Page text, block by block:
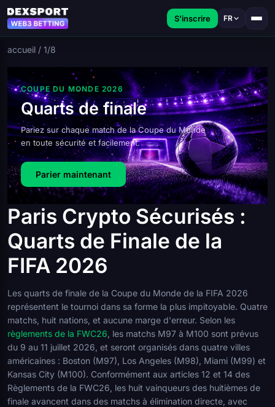
S'inscrire FR
accueil / 1/8
COUPE DU MONDE 2026
Quarts de finale
Pariez sur chaque match de la Coupe du Monde
en toute sécurité et facilement.
Parier maintenant
Paris Crypto Sécurisés :
Quarts de Finale de la
FIFA 2026
Les quarts de finale de la Coupe du Monde de la FIFA 2026
représentent le tournoi dans sa forme la plus impitoyable. Quatre
matchs, huit nations, et aucune marge d'erreur. Selon les
règlements de la FWC26 , les matchs M97 à M100 sont prévus
du 9 au 11 juillet 2026, et seront organisés dans quatre villes
américaines : Boston (M97), Los Angeles (M98), Miami (M99) et
Kansas City (M100). Conformément aux articles 12 et 14 des
Règlements de la FWC26, les huit vainqueurs des huitièmes de
finale avancent dans des matchs à élimination directe, avec